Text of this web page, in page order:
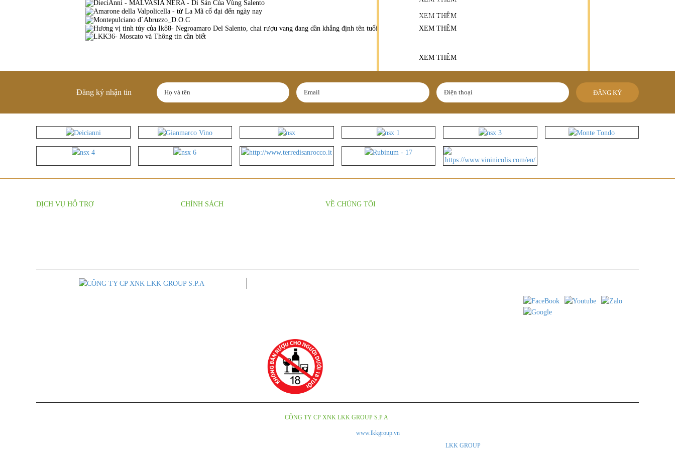
XEM THÊM
Hương vị tinh túy của Ik88- Negroamaro Del Salento là
công thức sáng tạo tuyệt vời từ những trái nho được chọn
lọc tự nhiên .
XEM THÊM
XEM THÊM
Đăng ký nhận tin ĐĂNG KÝ
DỊCH VỤ HỖ TRỢ CHÍNH SÁCH VỀ CHÚNG TÔI
CÔNG TY CP XNK LKK GROUP S.P.A.Design by Nina.vn
www.lkkgroup.vn
LKK GROUP